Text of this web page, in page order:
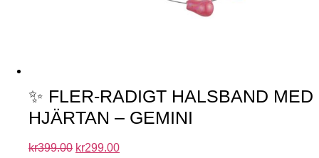
✨ FLER-RADIGT HALSBAND MED
HJÄRTAN – GEMINI
kr399.00 kr299.00